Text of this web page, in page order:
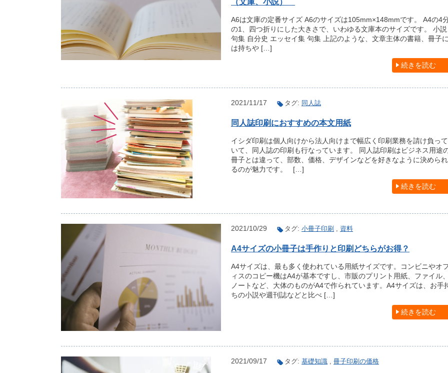
（文庫、小説）
A6は文庫の定番サイズ A6のサイズは105mm×148mmです。 A4の4
の1、四つ折りにした大きさで、いわゆる文庫本のサイズです。 小説
句集 自分史 エッセイ集 句集 上記のような、文章主体の書籍、冊子
は持ちや […]
続きを読む
2021/11/17 タグ: 同人誌
同人誌印刷におすすめの本文用紙
イシダ印刷は個人向けから法人向けまで幅広く印刷業務を請け負って
いて、同人誌の印刷も行なっています。 同人誌印刷はビジネス用途
冊子とは違って、部数、価格、デザインなどを好きなように決められ
るのが魅力です。 […]
続きを読む
2021/10/29 タグ: 小冊子印刷 , 資料
A4サイズの小冊子は手作りと印刷どちらがお得？
A4サイズは、最も多く使われている用紙サイズです。コンビニやオ
ィスのコピー機はA4が基本ですし、市販のプリント用紙、ファイル
ノートなど、大体のものがA4で作られています。A4サイズは、お手
ちの小説や週刊誌などと比べ […]
続きを読む
2021/09/17 タグ: 基礎知識 冊子印刷の価格